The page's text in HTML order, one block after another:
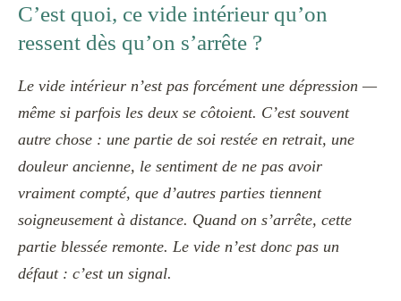
C’est quoi, ce vide intérieur qu’on
ressent dès qu’on s’arrête ?
Le vide intérieur n’est pas forcément une dépression —
même si parfois les deux se côtoient. C’est souvent
autre chose : une partie de soi restée en retrait, une
douleur ancienne, le sentiment de ne pas avoir
vraiment compté, que d’autres parties tiennent
soigneusement à distance. Quand on s’arrête, cette
partie blessée remonte. Le vide n’est donc pas un
défaut : c’est un signal.